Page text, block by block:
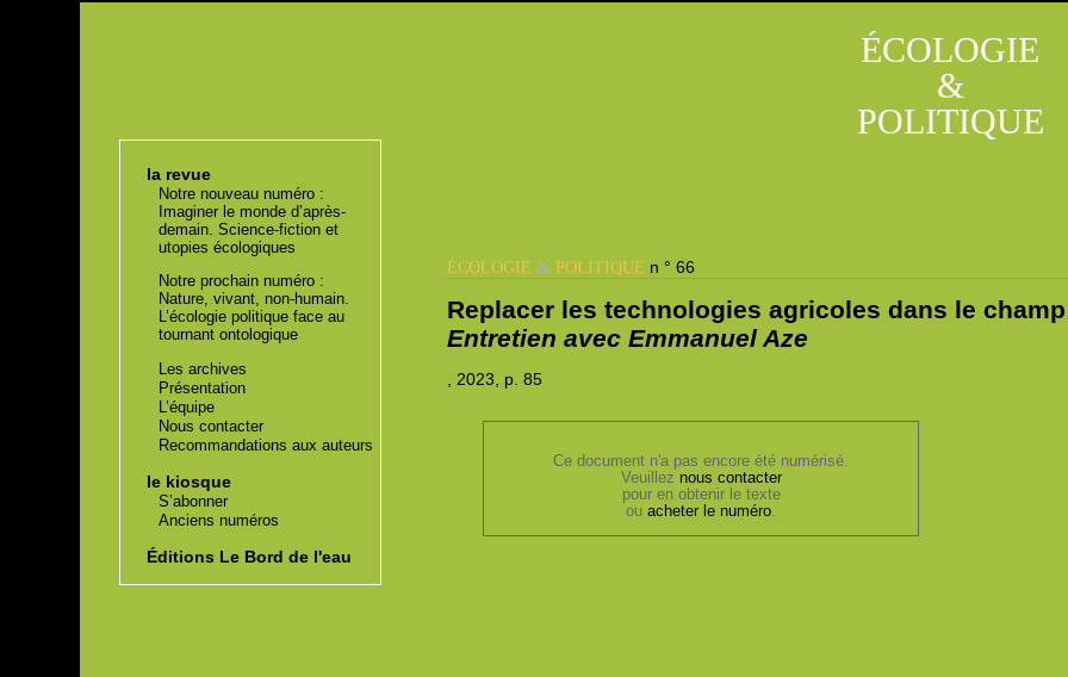
ÉCOLOGIE
&
POLITIQUE
la revue
Notre nouveau numéro :
Imaginer le monde d’après-
demain. Science-fiction et
utopies écologiques
Notre prochain numéro :
Nature, vivant, non-humain.
L’écologie politique face au
tournant ontologique
Les archives
Présentation
L’équipe
Nous contacter
Recommandations aux auteurs
le kiosque
S’abonner
Anciens numéros
Éditions Le Bord de l'eau
ÉCOLOGIE& POLITIQUE n ° 66
Replacer les technologies agricoles dans le
Entretien avec Emmanuel Aze
, 2023, p. 85
Ce document n'a pas encore été numérisé.
Veuillez nous contacter
pour en obtenir le texte
ouacheter le numéro.